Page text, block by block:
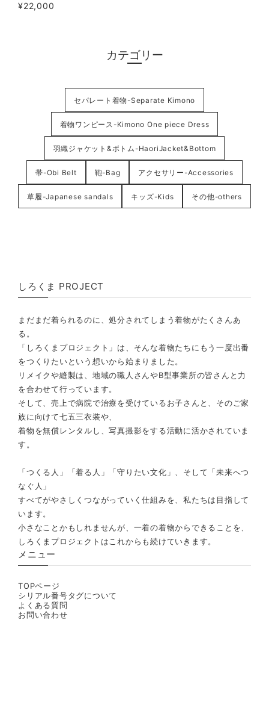
¥22,000
カテゴリー
セパレート着物-Separate Kimono
着物ワンピース-Kimono One piece Dress
羽織ジャケット&ボトム-HaoriJacket&Bottom
帯-Obi Belt 鞄-Bag アクセサリー-Accessories
草履-Japanese sandals キッズ-Kids その他-others
しろくま PROJECT
まだまだ着られるのに、処分されてしまう着物がたくさんあ
る。
「しろくまプロジェクト」は、そんな着物たちにもう一度出番
をつくりたいという想いから始まりました。
リメイクや縫製は、地域の職人さんやB型事業所の皆さんと力
を合わせて行っています。
そして、売上で病院で治療を受けているお子さんと、そのご家
族に向けて七五三衣装や、
着物を無償レンタルし、写真撮影をする活動に活かされていま
す。
「つくる人」「着る人」「守りたい文化」、そして「未来へつ
なぐ人」
すべてがやさしくつながっていく仕組みを、私たちは目指して
います。
小さなことかもしれませんが、一着の着物からできることを、
しろくまプロジェクトはこれからも続けていきます。
メニュー
TOPページ
シリアル番号タグについて
よくある質問
お問い合わせ